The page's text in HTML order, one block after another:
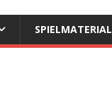
SPIELMATERIAL